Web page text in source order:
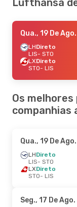
Lufthansa
Qua., 19 De Ago.
LHDireto
LIS- STO
LXDireto
STO- LIS
Os
companhias
Qua., 19 De Ago.
LHDireto
LIS- STO
LXDireto
STO- LIS
Seg., 17 De Ago.